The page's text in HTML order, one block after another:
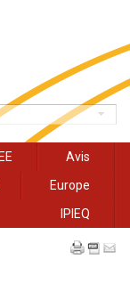
Avis
Europe
IPIEQ